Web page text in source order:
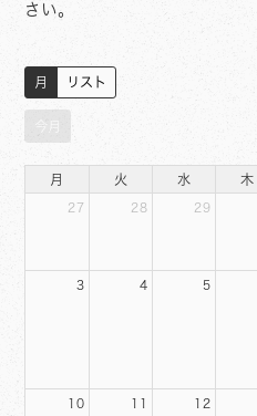
さい。
月 リスト
今月
月 火 水 木
27 28 29
3 4 5
10 11 12